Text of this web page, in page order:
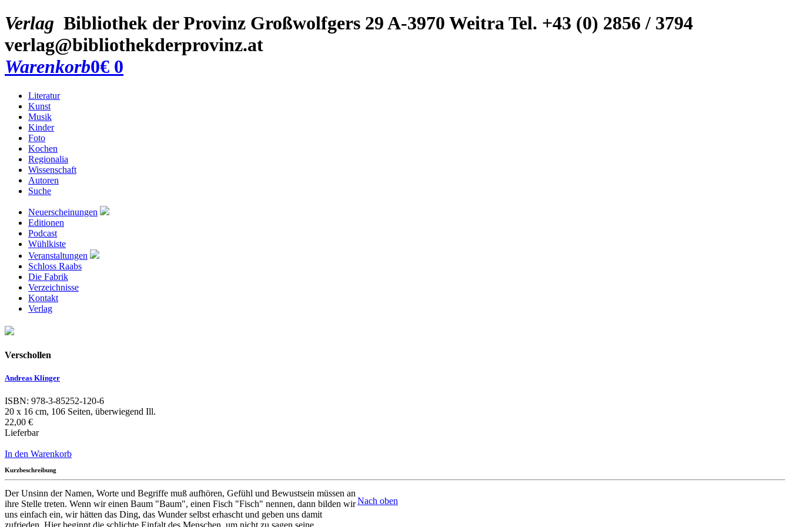
Verlag Bibliothek der Provinz Großwolfgers 29A-3970 WeitraTel. +43 (0) 2856 / 3794
verlag@bibliothekderprovinz.at
Warenkorb0€ 0
Literatur
Kunst
Musik
Kinder
Foto
Kochen
Regionalia
Wissenschaft
Autoren
Suche
Neuerscheinungen
Editionen
Podcast
Wühlkiste
Veranstaltungen
Schloss Raabs
Die Fabrik
Verzeichnisse
Kontakt
Verlag
Verschollen
Andreas Klinger
ISBN: 978-3-85252-120-6
20 x 16 cm, 106 Seiten, überwiegend Ill.
22,00 €
Lieferbar
In den Warenkorb
Kurzbeschreibung
Der Unsinn der Namen, Worte und Begriffe muß aufhören, Gefühl und Bewustsein müssen an
ihre Stelle treten. Wenn wir einen Baum "Baum", einen Fisch "Fisch" nennen, dann bilden wir
uns einfach ein, wir hätten das Ding, das Wunder selbst erhascht und geben uns damit
Nach oben